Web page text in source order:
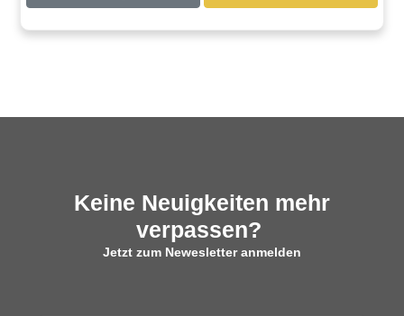
Keine Neuigkeiten mehr
verpassen?
Jetzt zum Newesletter anmelden